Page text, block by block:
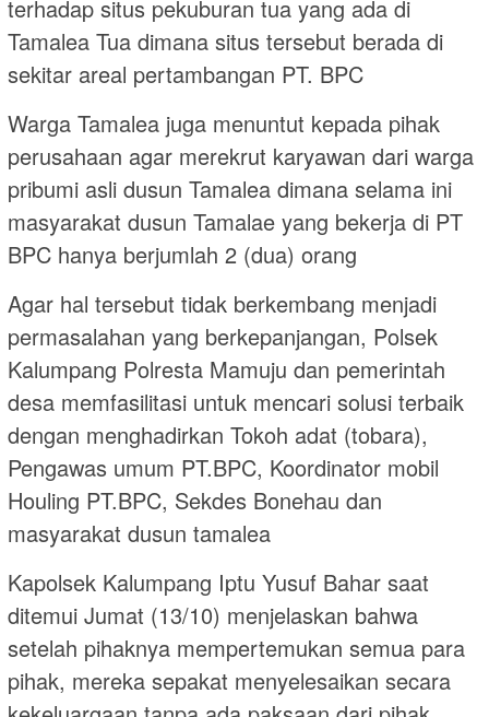
terhadap situs pekuburan tua yang ada di
Tamalea Tua dimana situs tersebut berada di
sekitar areal pertambangan PT. BPC
Warga Tamalea juga menuntut kepada pihak
perusahaan agar merekrut karyawan dari warga
pribumi asli dusun Tamalea dimana selama ini
masyarakat dusun Tamalae yang bekerja di PT
BPC hanya berjumlah 2 (dua) orang
Agar hal tersebut tidak berkembang menjadi
permasalahan yang berkepanjangan, Polsek
Kalumpang Polresta Mamuju dan pemerintah
desa memfasilitasi untuk mencari solusi terbaik
dengan menghadirkan Tokoh adat (tobara),
Pengawas umum PT.BPC, Koordinator mobil
Houling PT.BPC, Sekdes Bonehau dan
masyarakat dusun tamalea
Kapolsek Kalumpang Iptu Yusuf Bahar saat
ditemui Jumat (13/10) menjelaskan bahwa
setelah pihaknya mempertemukan semua para
pihak, mereka sepakat menyelesaikan secara